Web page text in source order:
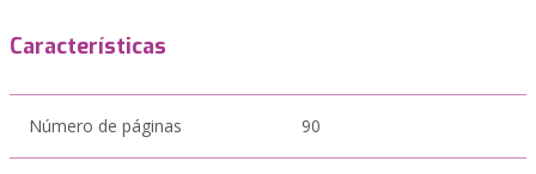
Características
Número de páginas 90